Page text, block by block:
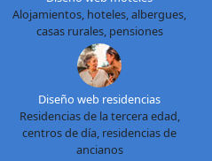
Alojamientos, hoteles, albergues,
casas rurales, pensiones
Diseño web residencias
Residencias de la tercera edad,
centros de día, residencias de
ancianos